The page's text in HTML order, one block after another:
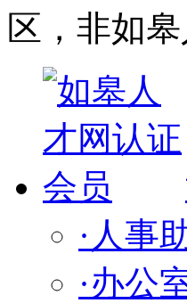
区，非如
·人事
·办公